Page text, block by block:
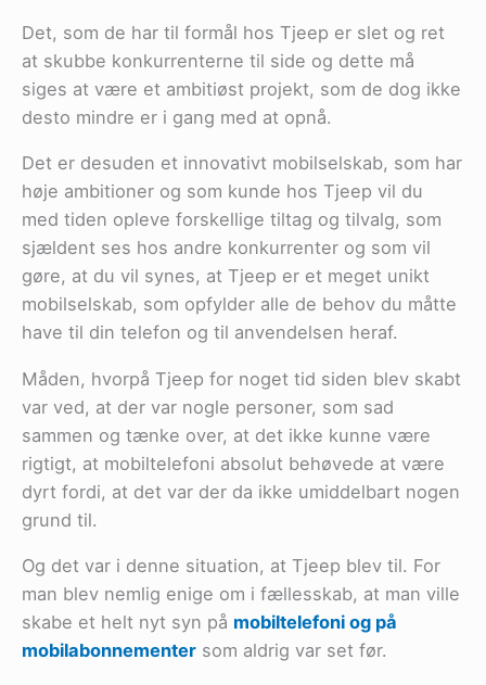
Det, som de har til formål hos Tjeep er slet og ret
at skubbe konkurrenterne til side og dette må
siges at være et ambitiøst projekt, som de dog ikke
desto mindre er i gang med at opnå.
Det er desuden et innovativt mobilselskab, som har
høje ambitioner og som kunde hos Tjeep vil du
med tiden opleve forskellige tiltag og tilvalg, som
sjældent ses hos andre konkurrenter og som vil
gøre, at du vil synes, at Tjeep er et meget unikt
mobilselskab, som opfylder alle de behov du måtte
have til din telefon og til anvendelsen heraf.
Måden, hvorpå Tjeep for noget tid siden blev skabt
var ved, at der var nogle personer, som sad
sammen og tænke over, at det ikke kunne være
rigtigt, at mobiltelefoni absolut behøvede at være
dyrt fordi, at det var der da ikke umiddelbart nogen
grund til.
Og det var i denne situation, at Tjeep blev til. For
man blev nemlig enige om i fællesskab, at man ville
skabe et helt nyt syn på mobiltelefoni og på
mobilabonnementer som aldrig var set før.